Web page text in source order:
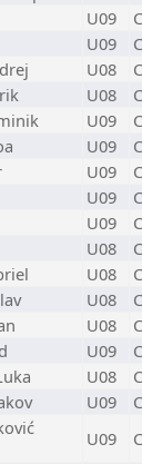
U09
U09
U08
U08
U09
U09
U09
U09
U09
U08
U08
U08
U08
U09
U08
U09
U09